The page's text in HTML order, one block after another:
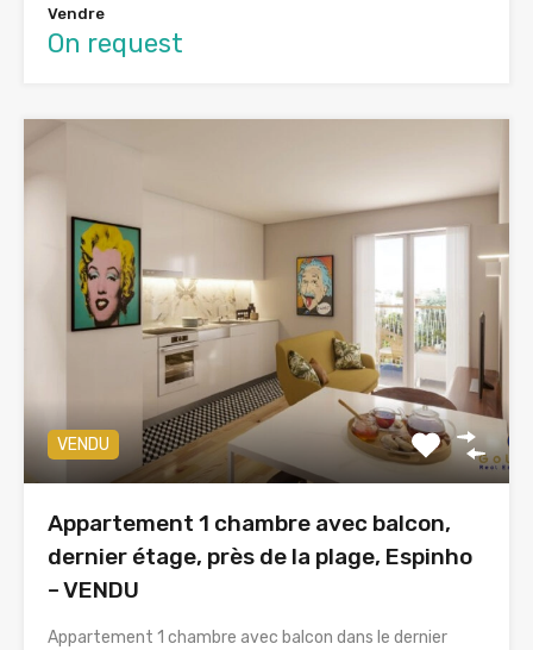
Vendre
On request
VENDU
Appartement 1 chambre avec balcon,
dernier étage, près de la plage, Espinho
– VENDU
Appartement 1 chambre avec balcon dans le dernier